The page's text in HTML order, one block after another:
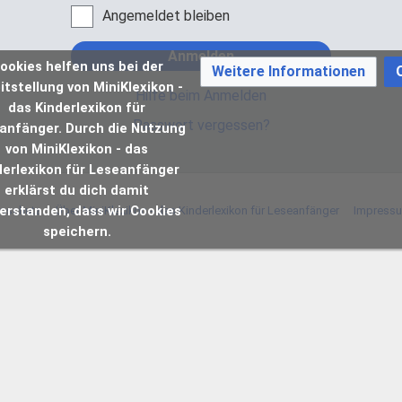
Angemeldet bleiben
Anmelden
Hilfe beim Anmelden
Passwort vergessen?
Über MiniKlexikon - das Kinderlexikon für Leseanfänger
helfen uns bei der
von MiniKlexikon -
das Kinderlexikon für
Durch die Nutzung
von MiniKlexikon - das
für Leseanfänger
erklärst du dich damit
dass wir Cookies
speichern.
Weitere Informationen